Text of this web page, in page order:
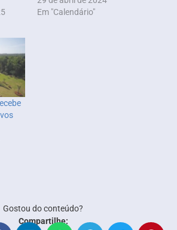
Em "Calendário"
Gostou do conteúdo?
Compartilhe: